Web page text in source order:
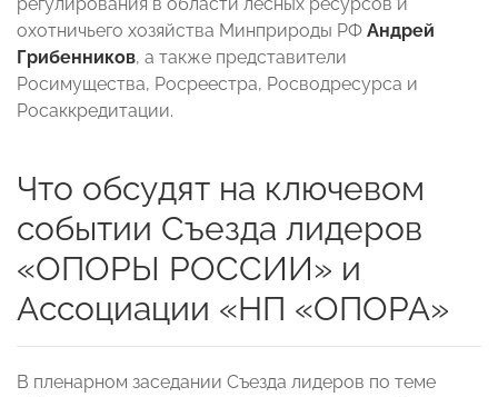
охотничьего хозяйства Минприроды РФ Андрей
Грибенников, а также представители
Росимущества, Росреестра, Росводресурса и
Росаккредитации.
Что обсудят на ключевом
событии Съезда лидеров
«ОПОРЫ РОССИИ» и
Ассоциации «НП «ОПОРА»
В пленарном заседании Съезда лидеров по теме